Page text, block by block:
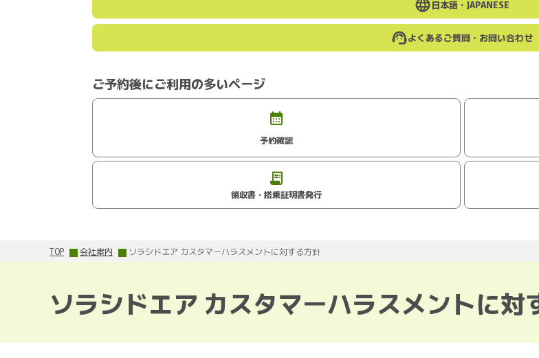
日本語・ JAPANESE
よくあるご質問・お問い合わせ
ご予約後にご利用の多いページ
予約確認
領収書・搭乗証明書発行
TOP 会社案内 ソラシドエア カスタマーハラスメントに対する方針
ソラシドエア カスタマーハラスメントに対